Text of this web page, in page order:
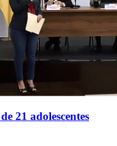
21 adolescentes